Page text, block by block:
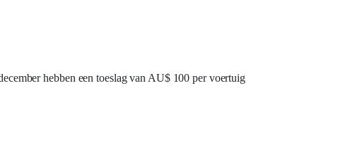
hebben een toeslag van AU$ 100 per voertuig